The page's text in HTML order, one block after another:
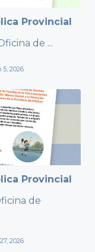
Provincial
de ...
5, 2026
Provincial
de
2026